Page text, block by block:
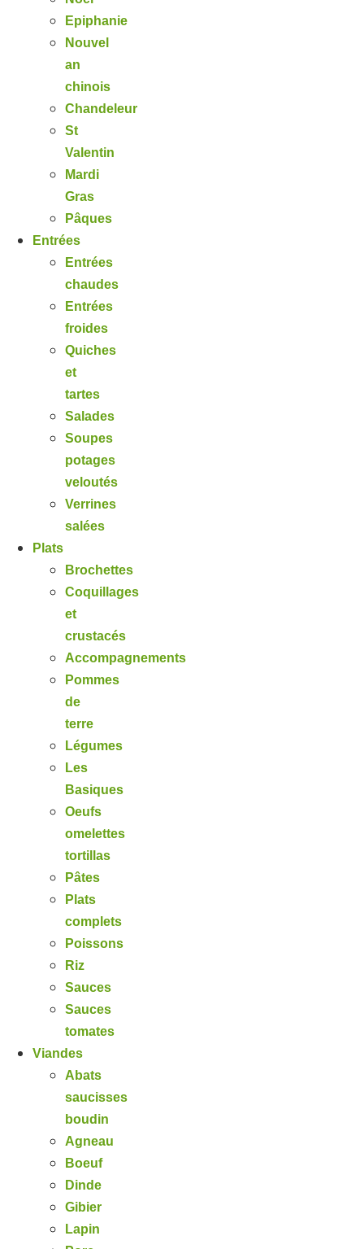
Epiphanie
Nouvel
an
chinois
Chandeleur
St
Valentin
Mardi
Gras
Pâques
Entrées
Entrées
chaudes
Entrées
froides
Quiches
et
tartes
Salades
Soupes
potages
veloutés
Verrines
salées
Plats
Brochettes
Coquillages
et
crustacés
Accompagnements
Pommes
de
terre
Légumes
Les
Basiques
Oeufs
omelettes
tortillas
Pâtes
Plats
complets
Poissons
Riz
Sauces
Sauces
tomates
Viandes
Abats
saucisses
boudin
Agneau
Boeuf
Dinde
Gibier
Lapin